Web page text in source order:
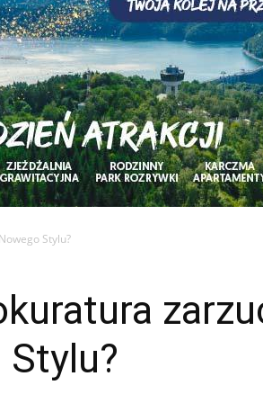
Stylu?